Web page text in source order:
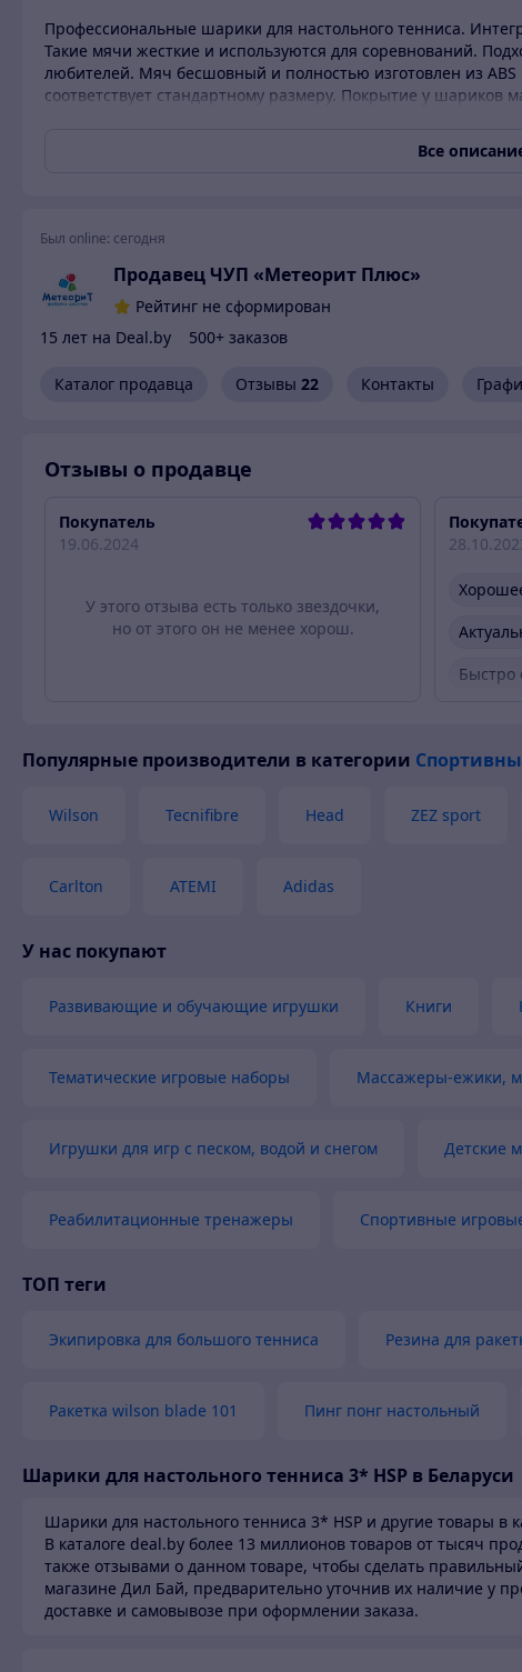
Профессиональные шарики для настольного тенниса.
Такие мячи жесткие и используются для соревнований.
любителей. Мяч бесшовный и полностью изготовлен из
соответствует стандартному размеру. Покрытие у шариков
Все
Был online: сегодня
Продавец ЧУП «Метеорит Плюс»
Рейтинг не сформирован
15 лет на Deal.by
500+ заказов
Каталог продавца Отзывы 22 Контакты
Отзывы о продавце
Покупатель
19.06.2024
У этого отзыва есть только звездочки,
но от этого он не менее хорош.
Быстро
Популярные производители в категории
Wilson Tecnifibre Head ZEZ sport
Carlton ATEMI Adidas
У нас покупают
Развивающие и обучающие игрушки Книги
Тематические игровые наборы Массажеры-ежики,
Игрушки для игр с песком, водой и снегом Детские
Реабилитационные тренажеры Спортивные
ТОП теги
Экипировка для большого тенниса Резина для
Ракетка wilson blade 101 Пинг понг настольный
Шарики для настольного тенниса 3* HSP в Беларуси
Шарики для настольного тенниса 3* HSP и другие товары в
В каталоге deal.by более 13 миллионов товаров от тысяч
также отзывами о данном товаре, чтобы сделать
магазине Дил Бай, предварительно уточнив их наличие у
доставке и самовывозе при оформлении заказа.